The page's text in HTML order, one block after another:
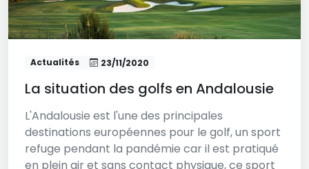
Actualités 23/11/2020
La situation des golfs en Andalousie
L'Andalousie est l'une des principales
destinations européennes pour le golf, un sport
refuge pendant la pandémie car il est pratiqué
en plein air et sans contact physique, ce sport